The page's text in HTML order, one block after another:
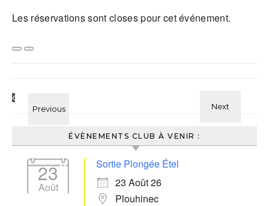
Les réservations sont closes pour cet événement.
ÉVÈNEMENTS CLUB À VENIR :
23
Août
Sortie Plongée Étel
23 Août 26
Plouhinec